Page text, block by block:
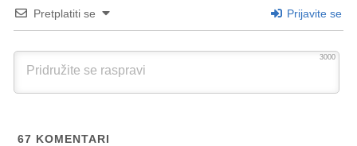
Pretplatiti se Prijavite se
3000
67 KOMENTARI